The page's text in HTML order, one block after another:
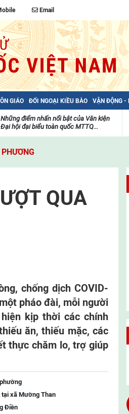
Email
GIÁO ĐỐI NGOẠI KIỀU BÀO VẬN ĐỘNG -
Những điểm nhấn nổi bật của Văn kiện
Đại hội đại biểu toàn quốc MTTQ...
QUA
chống dịch COVID-
pháo đài, mỗi người
kịp thời các chính
ăn, thiếu mặc, các
thực chăm lo, trợ giúp
tại xã Mường Than
Điền